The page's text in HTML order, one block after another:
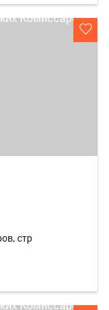
стр